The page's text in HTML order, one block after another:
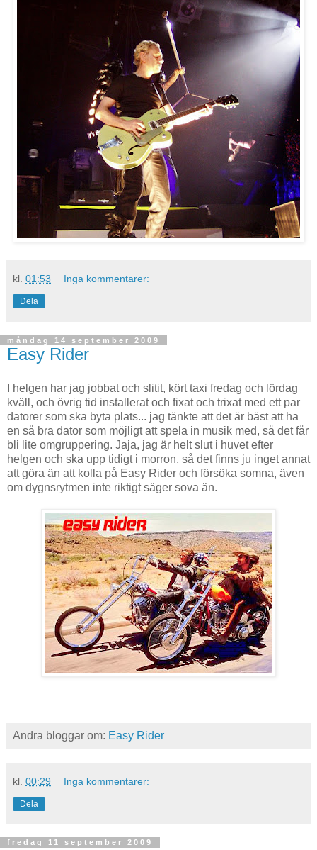
kl. 01:53 Inga kommentarer:
Dela
måndag 14 september 2009
Easy Rider
I helgen har jag jobbat och slitit, kört taxi fredag och lördag
kväll, och övrig tid installerat och fixat och trixat med ett par
datorer som ska byta plats... jag tänkte att det är bäst att ha
en så bra dator som möjligt att spela in musik med, så det får
bli lite omgruppering. Jaja, jag är helt slut i huvet efter
helgen och ska upp tidigt i morron, så det finns ju inget annat
att göra än att kolla på Easy Rider och försöka somna, även
om dygnsrytmen inte riktigt säger sova än.
Andra bloggar om: Easy Rider
kl. 00:29 Inga kommentarer:
Dela
fredag 11 september 2009